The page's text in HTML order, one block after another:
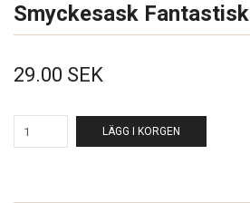
Smyckesask Fantastisk
29.00 SEK
LÄGG I KORGEN